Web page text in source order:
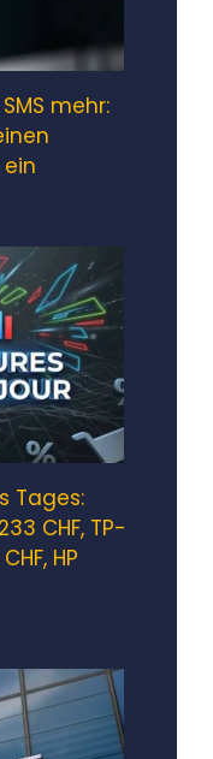
mehr:
Tages:
CHF, TP-
HP